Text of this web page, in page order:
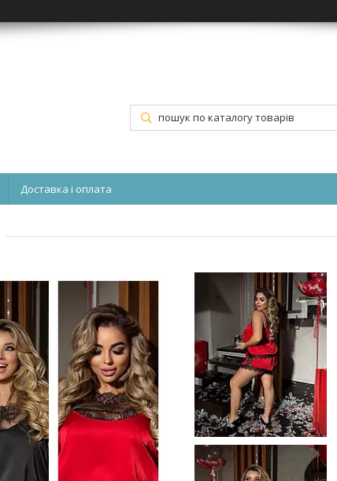
Доставка і оплата